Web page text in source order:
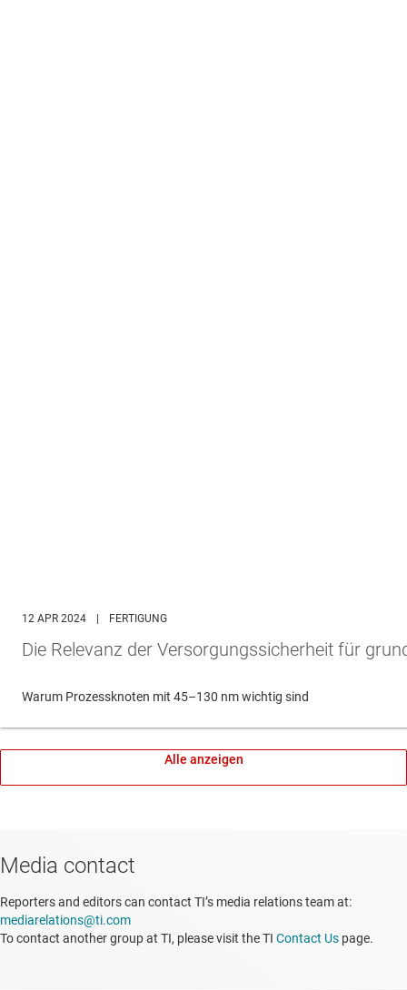
12 APR 2024 | FERTIGUNG
Die Relevanz der Versorgungssicherheit für
Warum Prozessknoten mit 45–130 nm wichtig sind
Alle anzeigen
Media contact
Reporters and editors can contact TI’s media relations team at:
mediarelations@ti.com
To contact another group at TI, please visit the TI Contact Us page.